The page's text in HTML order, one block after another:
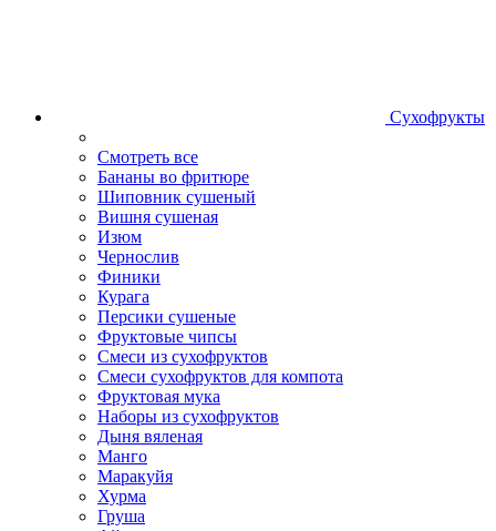
Сухофрукты
Смотреть все
Бананы во фритюре
Шиповник сушеный
Вишня сушеная
Изюм
Чернослив
Финики
Курага
Персики сушеные
Фруктовые чипсы
Смеси из сухофруктов
Смеси сухофруктов для компота
Фруктовая мука
Наборы из сухофруктов
Дыня вяленая
Манго
Маракуйя
Хурма
Груша